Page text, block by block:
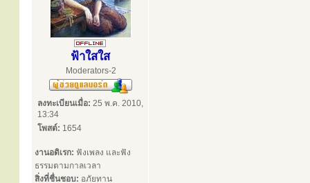
ฟ้าใสใส
Moderators-2
ลงทะเบียนเมื่อ: 25 พ.ค. 2010,
13:34
โพสต์: 1654
งานอดิเรก: ฟังเพลง และฟัง
ธรรมตามกาลเวลา
สิ่งที่ชื่นชอบ: อภัยทาน